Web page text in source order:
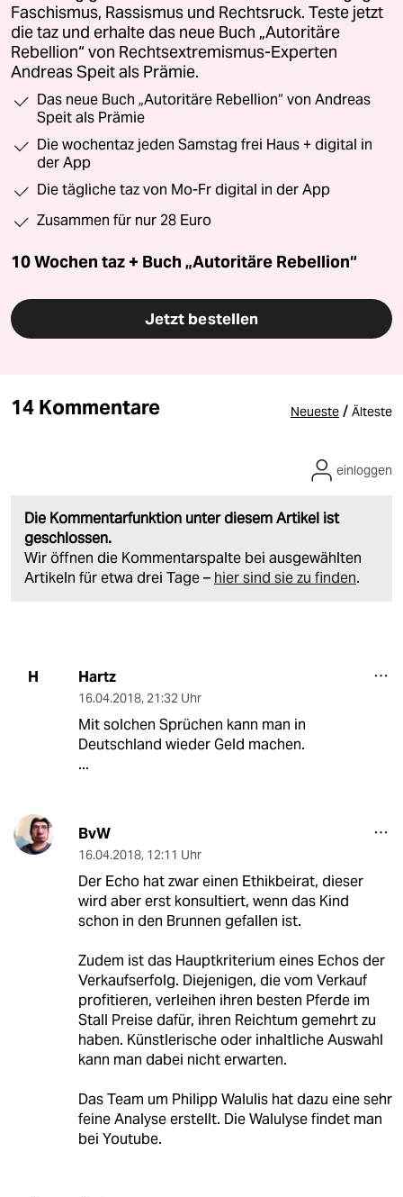
Faschismus, Rassismus und Rechtsruck. Teste jetzt
die taz und erhalte das neue Buch „Autoritäre
Rebellion“ von Rechtsextremismus-Experten
Andreas Speit als Prämie.
Das neue Buch „Autoritäre Rebellion“ von Andreas
Speit als Prämie
Die wochentaz jeden Samstag frei Haus + digital in
der App
Die tägliche taz von Mo-Fr digital in der App
Zusammen für nur 28 Euro
10 Wochen taz + Buch „Autoritäre Rebellion“
Jetzt bestellen
14 Kommentare Neueste / Älteste
Die Kommentarfunktion unter diesem Artikel ist
geschlossen.
Wir öffnen die Kommentarspalte bei ausgewählten
Artikeln für etwa drei Tage – hier sind sie zu finden.
einloggen
H Hartz
16.04.2018, 21:32 Uhr
Mit solchen Sprüchen kann man in
Deutschland wieder Geld machen.
...
BvW
16.04.2018, 12:11 Uhr
Der Echo hat zwar einen Ethikbeirat, dieser
wird aber erst konsultiert, wenn das Kind
schon in den Brunnen gefallen ist.
Zudem ist das Hauptkriterium eines Echos der
Verkaufserfolg. Diejenigen, die vom Verkauf
profitieren, verleihen ihren besten Pferde im
Stall Preise dafür, ihren Reichtum gemehrt zu
haben. Künstlerische oder inhaltliche Auswahl
kann man dabei nicht erwarten.
Das Team um Philipp Walulis hat dazu eine sehr
feine Analyse erstellt. Die Walulyse findet man
bei Youtube.